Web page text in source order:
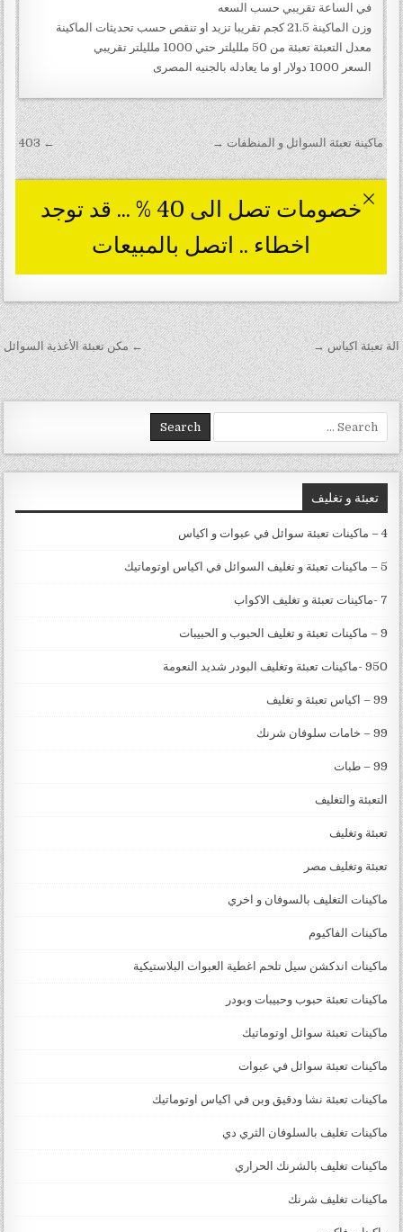
تصفّح المقالات ← مكن تعبئة الأغذية السوائل الة تعبئة اكياس →
Search for:
تعبئة و تغليف
4 – ماكينات تعبئة سوائل في عبوات و اكياس
5 – ماكينات تعبئة و تغليف السوائل في اكياس اوتوماتيك
7 -ماكينات تعبئة و تغليف الاكواب
9 – ماكينات تعبئة و تغليف الحبوب و الحبيبات
950 -ماكينات تعبئة وتغليف البودر شديد النعومة
99 – اكياس تعبئة و تغليف
99 – خامات سلوفان شرنك
99 – طبات
التعبئة والتغليف
تعبئة وتغليف
تعبئة وتغليف مصر
ماكينات التغليف بالسوفان و اخري
ماكينات الفاكيوم
ماكينات اندكشن سيل تلحم اغطية العبوات البلاستيكية
ماكينات تعبئة حبوب وحبيبات وبودر
ماكينات تعبئة سوائل اوتوماتيك
ماكينات تعبئة سوائل في عبوات
ماكينات تعبئة نشا ودقيق وبن في اكياس اوتوماتيك
ماكينات تغليف بالسلوفان الثري دي
ماكينات تغليف بالشرنك الحراري
ماكينات تغليف شرنك